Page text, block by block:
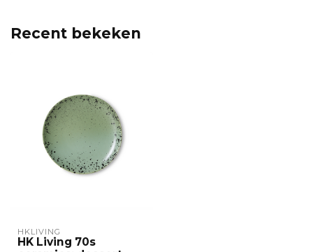
Recent bekeken
HKLIVING
HK Living 70s